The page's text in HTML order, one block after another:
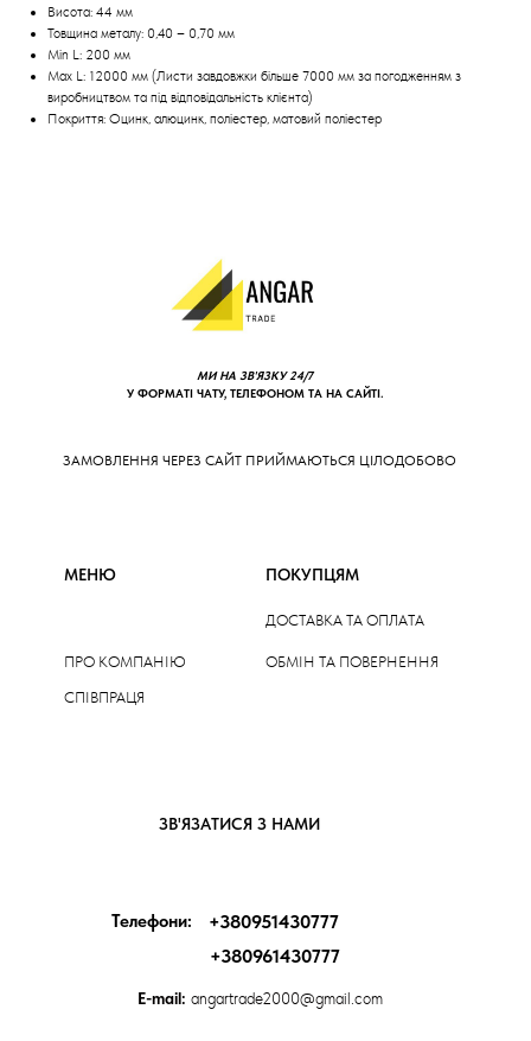
Висота: 44 мм
Товщина металу: 0,40 – 0,70 мм
Min L: 200 мм
Max L: 12000 мм (Листи завдовжки більше 7000 мм за погодженням з
виробництвом та під відповідальність клієнта)
Покриття: Оцинк, алюцинк, поліестер, матовий поліестер
ПРО КОМПАНІЮ
СПІВПРАЦЯ
ДОСТАВКА ТА ОПЛАТА
ОБМІН ТА ПОВЕРНЕННЯ
ПОКУПЦЯМ
МИ НА ЗВ'ЯЗКУ 24/7
У ФОРМАТІ ЧАТУ, ТЕЛЕФОНОМ ТА НА САЙТІ.
ЗВ'ЯЗАТИСЯ З НАМИ
Телефони:
МЕНЮ
E-mail: angartrade2000@gmail.com
ЗАМОВЛЕННЯ ЧЕРЕЗ САЙТ ПРИЙМАЮТЬСЯ ЦІЛОДОБОВО
+380951430777
+380961430777